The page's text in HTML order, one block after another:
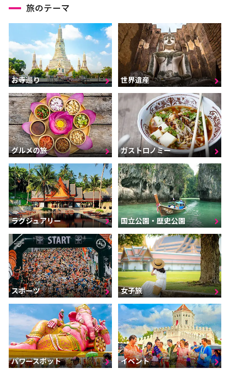
旅のテーマ
お寺巡り 世界遺産
グルメの旅 ガストロノミー
ラグジュアリー 国立公園・歴史公園
スポーツ 女子旅
パワースポット イベント